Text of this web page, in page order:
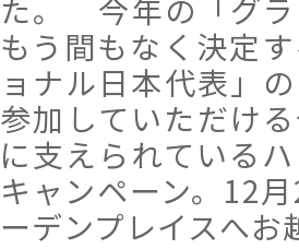
た。 今年の「グラ
もう間もなく決定
ョナル日本代表」
参加していただけ
に支えられている
キャンペーン。12
ーデンプレイスへお